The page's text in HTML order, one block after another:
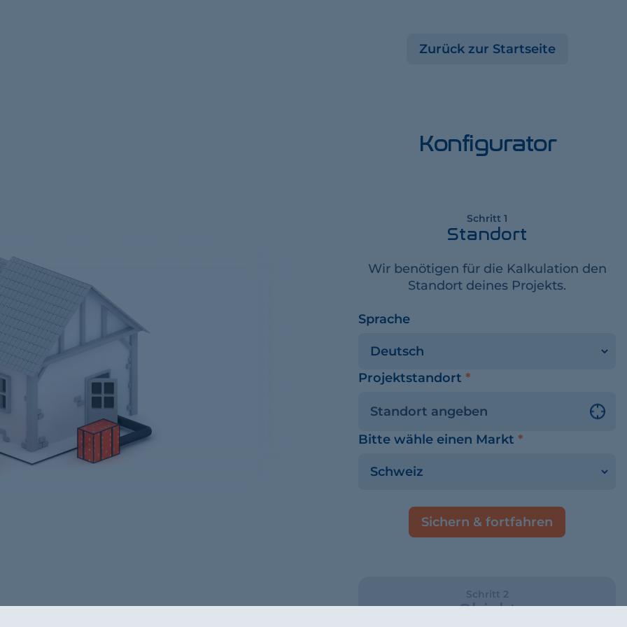
Zurück zur Startseite
Konfigurator
Schritt 1
Standort
Wir benötigen für die Kalkulation den
Standort deines Projekts.
Sprache
Projektstandort *
Bitte wähle einen Markt *
Sichern & fortfahren
Schritt 2
Objekt